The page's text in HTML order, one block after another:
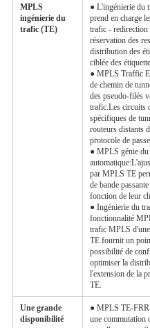
MPLS
ingénierie du
trafic (TE)
● L'ingénierie du
prend en charge
trafic -
réservation des
distribution des
ciblée des
● MPLS Traffic
de chemin de
des pseudo-filés
trafic.Les circuits
spécifiques de
routeurs distants
protocole de
● MPLS génie du
par MPLS TE
de bande
fonction de leur
● Ingénierie du
fonctionnalité
trafic MPLS
TE fournit un
possibilité de
optimiser la
l'extension de la
TE.
Une grande
disponibilité
● MPLS TE-
une commutation